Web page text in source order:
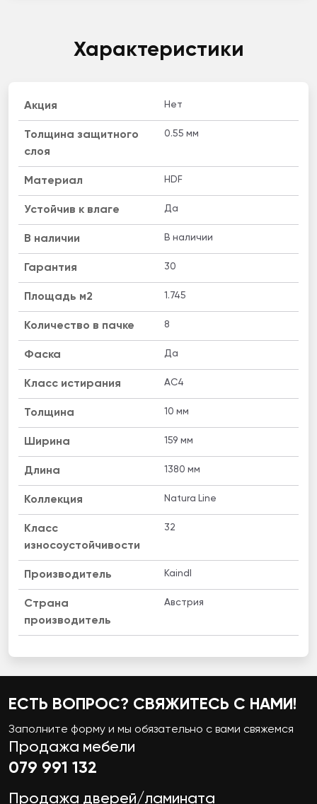
Характеристики
Акция Нет
Толщина защитного
слоя
0.55 мм
Материал HDF
Устойчив к влаге Да
B наличии В наличии
Гарантия 30
Площадь м2 1.745
Количество в пачке 8
Фаска Да
Класс истирания AC4
Толщина 10 мм
Ширина 159 мм
Длина 1380 мм
Коллекция Natura Line
Класс
износоустойчивости
32
Производитель Kaindl
Страна
производитель
Австрия
ЕСТЬ ВОПРОС? СВЯЖИТЕСЬ С НАМИ!
Заполните форму и мы обязательно с вами свяжемся
Продажа мебели
079 991 132
Продажа дверей/ламината